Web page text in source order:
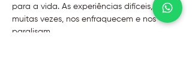
para a vida. As experiências difíceis,
muitas vezes, nos enfraquecem e nos
paralisam.